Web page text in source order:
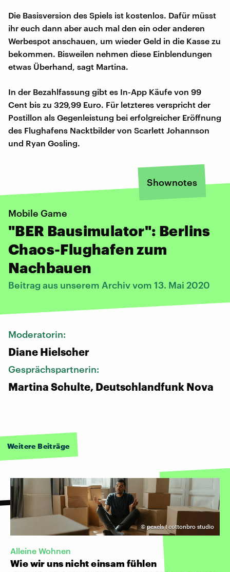
Die Basisversion des Spiels ist kostenlos. Dafür müsst
ihr euch dann aber auch mal den ein oder anderen
Werbespot anschauen, um wieder Geld in die Kasse zu
bekommen. Bisweilen nehmen diese Einblendungen
etwas Überhand, sagt Martina.
In der Bezahlfassung gibt es In-App Käufe von 99
Cent bis zu 329,99 Euro. Für letzteres verspricht der
Postillon als Gegenleistung bei erfolgreicher Eröffnung
des Flughafens Nacktbilder von Scarlett Johannson
und Ryan Gosling.
Shownotes
Mobile Game
"BER Bausimulator": Berlins
Chaos-Flughafen zum
Nachbauen
Beitrag aus unserem Archiv vom 13. Mai 2020
Moderatorin:
Diane Hielscher
Gesprächspartnerin:
Martina Schulte, Deutschlandfunk Nova
Weitere Beiträge
© pexels I cottonbro studio
Alleine Wohnen
Wie wir uns nicht einsam fühlen